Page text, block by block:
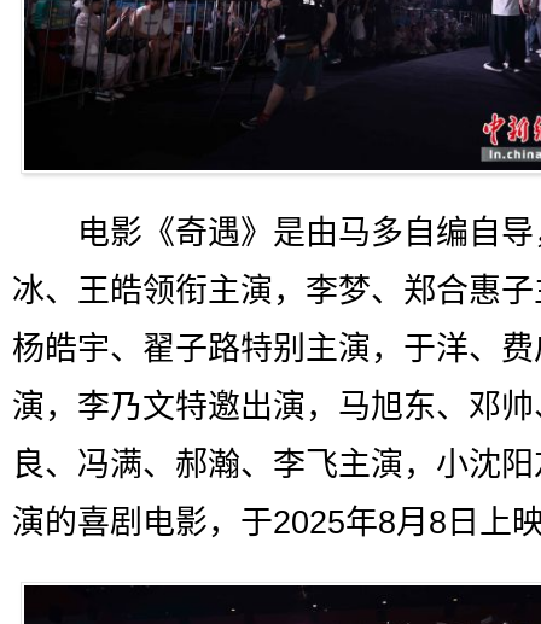
电影《奇遇》是由马多自编自导
冰、王皓领衔主演，李梦、郑合惠
杨皓宇、翟子路特别主演，于洋、
演，李乃文特邀出演，马旭东、邓
良、冯满、郝瀚、李飞主演，小沈
演的喜剧电影，于2025年8月8日上